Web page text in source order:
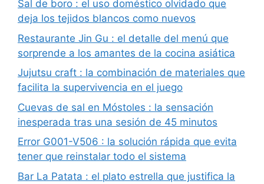
Sal de boro : el uso doméstico olvidado que
deja los tejidos blancos como nuevos
Restaurante Jin Gu : el detalle del menú que
sorprende a los amantes de la cocina asiática
Jujutsu craft : la combinación de materiales que
facilita la supervivencia en el juego
Cuevas de sal en Móstoles : la sensación
inesperada tras una sesión de 45 minutos
Error G001-V506 : la solución rápida que evita
tener que reinstalar todo el sistema
Bar La Patata : el plato estrella que justifica la